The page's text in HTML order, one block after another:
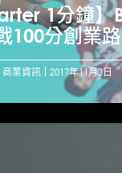
1分鐘】
100分創業路
商業資訊 2017年11月3日